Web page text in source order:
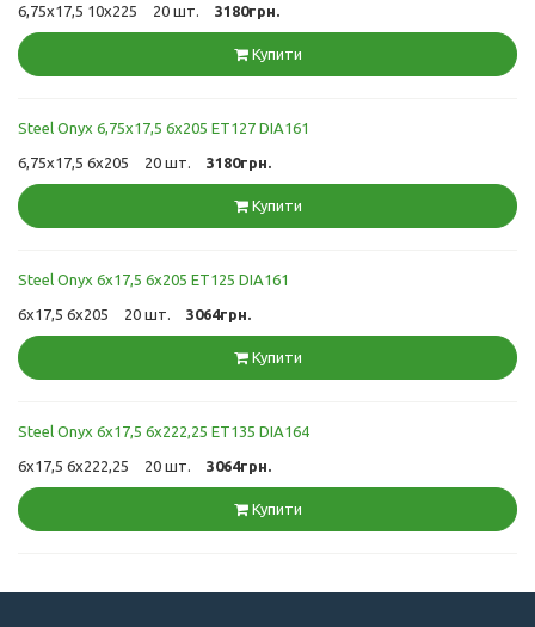
6,75x17,5 10x225 20 шт. 3180грн.
Купити
Steel Onyx 6,75x17,5 6x205 ET127 DIA161
6,75x17,5 6x205 20 шт. 3180грн.
Купити
Steel Onyx 6x17,5 6x205 ET125 DIA161
6x17,5 6x205 20 шт. 3064грн.
Купити
Steel Onyx 6x17,5 6x222,25 ET135 DIA164
6x17,5 6x222,25 20 шт. 3064грн.
Купити